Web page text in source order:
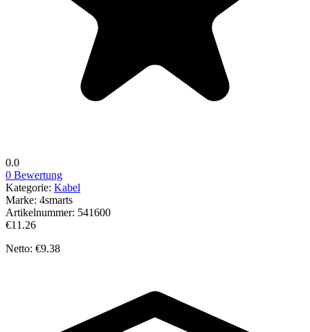
0.0
0 Bewertung
Kategorie: Kabel
Marke: 4smarts
Artikelnummer: 541600
€11.26
Netto: €9.38